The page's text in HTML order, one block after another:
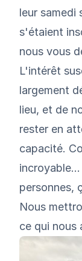
leur samedi
s'étaient
nous vous
L'intérêt
largement
lieu, et de
rester en
capacité.
incroyable…
personnes,
Nous
ce qui nous